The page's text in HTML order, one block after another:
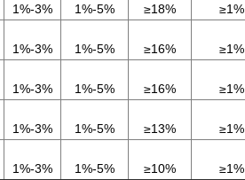
1%-3% 1%-5% ≥18% ≥1%
1%-3% 1%-5% ≥16% ≥1%
1%-3% 1%-5% ≥16% ≥1%
1%-3% 1%-5% ≥13% ≥1%
1%-3% 1%-5% ≥10% ≥1%